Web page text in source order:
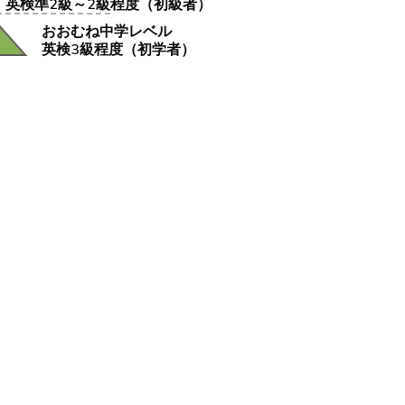
英検準2級～2級程度（初級者）
おおむね中学レベル
英検3級程度（初学者）